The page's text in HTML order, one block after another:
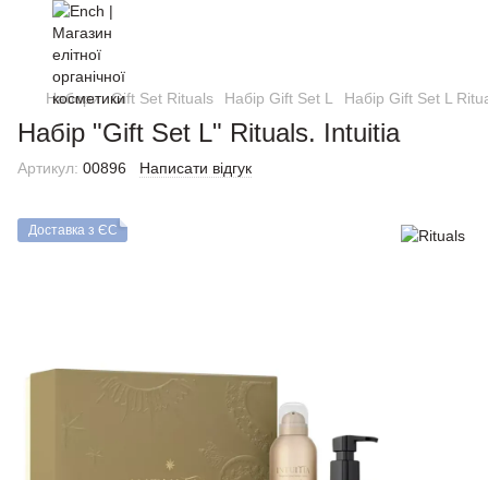
Набори Gift Set Rituals Набір Gift Set L Набір Gift Set L
Набір "Gift Set L" Rituals. Intuitia
Артикул: 00896 Написати відгук
Доставка з ЄС